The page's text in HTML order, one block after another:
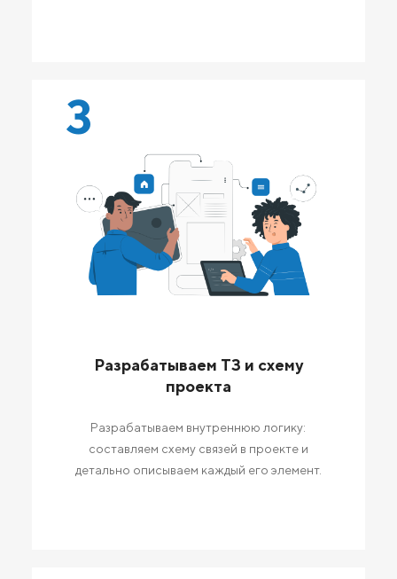
3
Разрабатываем ТЗ и схему
проекта
Разрабатываем внутреннюю логику:
составляем схему связей в проекте и
детально описываем каждый его элемент.